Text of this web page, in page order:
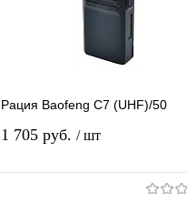
Рация Baofeng C7 (UHF)/50
1 705 руб. / шт